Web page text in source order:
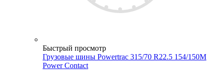
Быстрый просмотр
Грузовые шины Powertrac 315/70 R22.5 154/150M
Power Contact